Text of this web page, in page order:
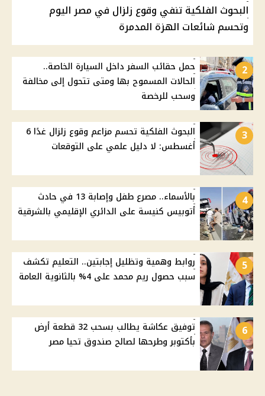
البحوث الفلكية تنفي وقوع زلزال في مصر اليوم
وتحسم شائعات الهزة المدمرة
2
حمل حقائب السفر داخل السيارة الخاصة..
الحالات المسموح بها ومتى تتحول إلى مخالفة
وسحب للرخصة
3
البحوث الفلكية تحسم مزاعم وقوع زلزال غدًا 6
أغسطس: لا دليل علمي على التوقعات
4
بالأسماء.. مصرع طفل وإصابة 13 في حادث
أتوبيس كنيسة على الدائري الإقليمي بالشرقية
5
روابط وهمية وتظليل إجابتين.. التعليم تكشف
سبب حصول ريم محمد على 4% بالثانوية العامة
6
توفيق عكاشة يطالب بسحب 32 قطعة أرض
بأكتوبر وطرحها لصالح صندوق تحيا مصر